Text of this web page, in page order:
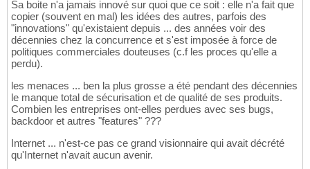
Sa boite n'a jamais innové sur quoi que ce soit : elle n'a fait que
copier (souvent en mal) les idées des autres, parfois des
"innovations" qu'existaient depuis ... des années voir des
décennies chez la concurrence et s'est imposée à force de
politiques commerciales douteuses (c.f les proces qu'elle a
perdu).
les menaces ... ben la plus grosse a été pendant des décennies
le manque total de sécurisation et de qualité de ses produits.
Combien les entreprises ont-elles perdues avec ses bugs,
backdoor et autres "features" ???
Internet ... n'est-ce pas ce grand visionnaire qui avait décrété
qu'Internet n'avait aucun avenir.